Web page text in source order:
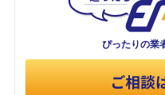
ぴったりの業